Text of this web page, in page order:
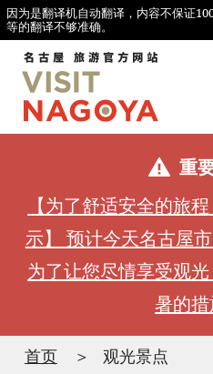
因为是翻译机自动翻译，内容不保证
等的翻译不够准确。
重
【为了舒适安全的旅
示】 预计今天名古屋
为了让您尽情享受观
暑的措
首页 观光景点